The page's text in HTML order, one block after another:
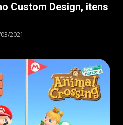
Custom Design, itens
2021